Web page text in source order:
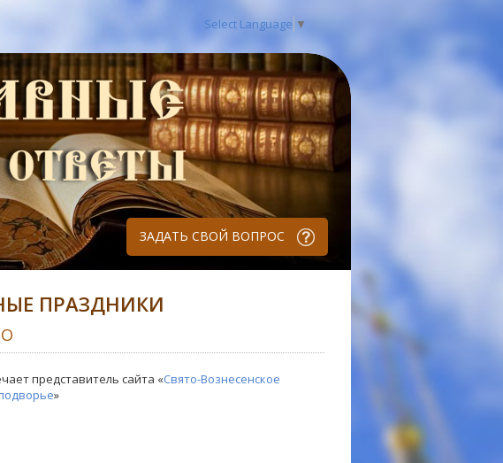
Select Language ▼
ЗАДАТЬ СВОЙ ВОПРОС
ПРАЗДНИКИ
представитель сайта «Свято-Вознесенское
»